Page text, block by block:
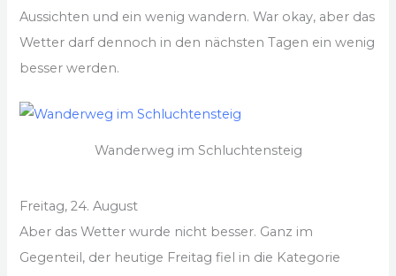
Aussichten und ein wenig wandern. War okay, aber das
Wetter darf dennoch in den nächsten Tagen ein wenig
besser werden.
Wanderweg im Schluchtensteig
Freitag, 24. August
Aber das Wetter wurde nicht besser. Ganz im
Gegenteil, der heutige Freitag fiel in die Kategorie